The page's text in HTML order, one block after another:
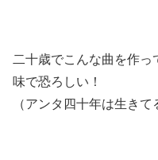
二十歳でこんな曲を作
味で恐ろしい！
（アンタ四十年は生きて